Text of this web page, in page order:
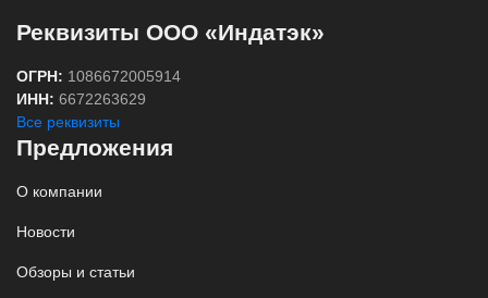
Реквизиты ООО «Индатэк»
ОГРН: 1086672005914
ИНН: 6672263629
Все реквизиты
Предложения
О компании
Новости
Обзоры и статьи